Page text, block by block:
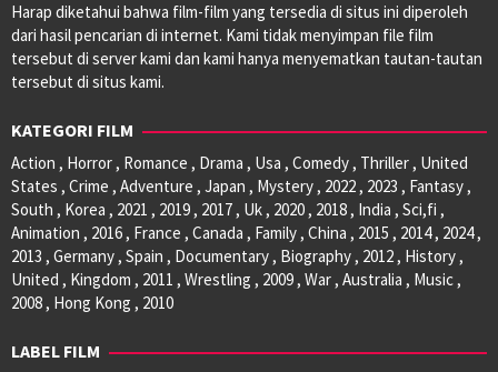
Harap diketahui bahwa film-film yang tersedia di situs ini diperoleh
dari hasil pencarian di internet. Kami tidak menyimpan file film
tersebut di server kami dan kami hanya menyematkan tautan-tautan
tersebut di situs kami.
KATEGORI FILM
Action , Horror , Romance , Drama , Usa , Comedy , Thriller , United
States , Crime , Adventure , Japan , Mystery , 2022 , 2023 , Fantasy ,
South , Korea , 2021 , 2019 , 2017 , Uk , 2020 , 2018 , India , Sci,fi ,
Animation , 2016 , France , Canada , Family , China , 2015 , 2014 , 2024 ,
2013 , Germany , Spain , Documentary , Biography , 2012 , History ,
United , Kingdom , 2011 , Wrestling , 2009 , War , Australia , Music ,
2008 , Hong Kong , 2010
LABEL FILM